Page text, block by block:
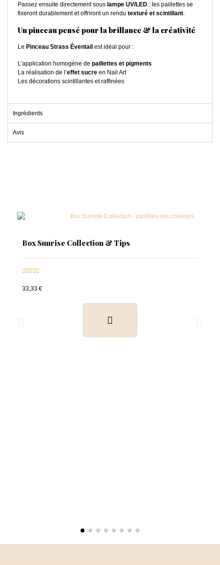
Passez ensuite directement sous lampe UV/LED : les paillettes se
fixeront durablement et offriront un rendu texturé et scintillant.
Un pinceau pensé pour la brillance & la créativité
Le Pinceau Strass Éventail est idéal pour :
L’application homogène de paillettes et pigments
La réalisation de l’effet sucre en Nail Art
Les décorations scintillantes et raffinées
Ingrédients
Avis
Box Sunrise Collection & Tips

33,33 €